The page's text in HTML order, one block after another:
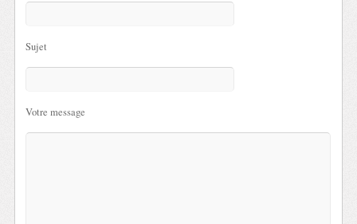
Sujet
Votre message